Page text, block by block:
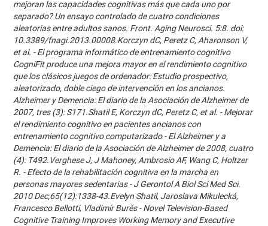
mejoran las capacidades cognitivas más que cada uno por
separado? Un ensayo controlado de cuatro condiciones
aleatorias entre adultos sanos. Front. Aging Neurosci. 5:8. doi:
10.3389/fnagi.2013.00008.Korczyn dC, Peretz C, Aharonson V,
et al. - El programa informático de entrenamiento cognitivo
CogniFit produce una mejora mayor en el rendimiento cognitivo
que los clásicos juegos de ordenador: Estudio prospectivo,
aleatorizado, doble ciego de intervención en los ancianos.
Alzheimer y Demencia: El diario de la Asociación de Alzheimer de
2007, tres (3): S171.Shatil E, Korczyn dC, Peretz C, et al. - Mejorar
el rendimiento cognitivo en pacientes ancianos con
entrenamiento cognitivo computarizado - El Alzheimer y a
Demencia: El diario de la Asociación de Alzheimer de 2008, cuatro
(4): T492.Verghese J, J Mahoney, Ambrosio AF, Wang C, Holtzer
R. - Efecto de la rehabilitación cognitiva en la marcha en
personas mayores sedentarias - J Gerontol A Biol Sci Med Sci.
2010 Dec;65(12):1338-43.Evelyn Shatil, Jaroslava Mikulecká,
Francesco Bellotti, Vladimír Burěs - Novel Television-Based
Cognitive Training Improves Working Memory and Executive